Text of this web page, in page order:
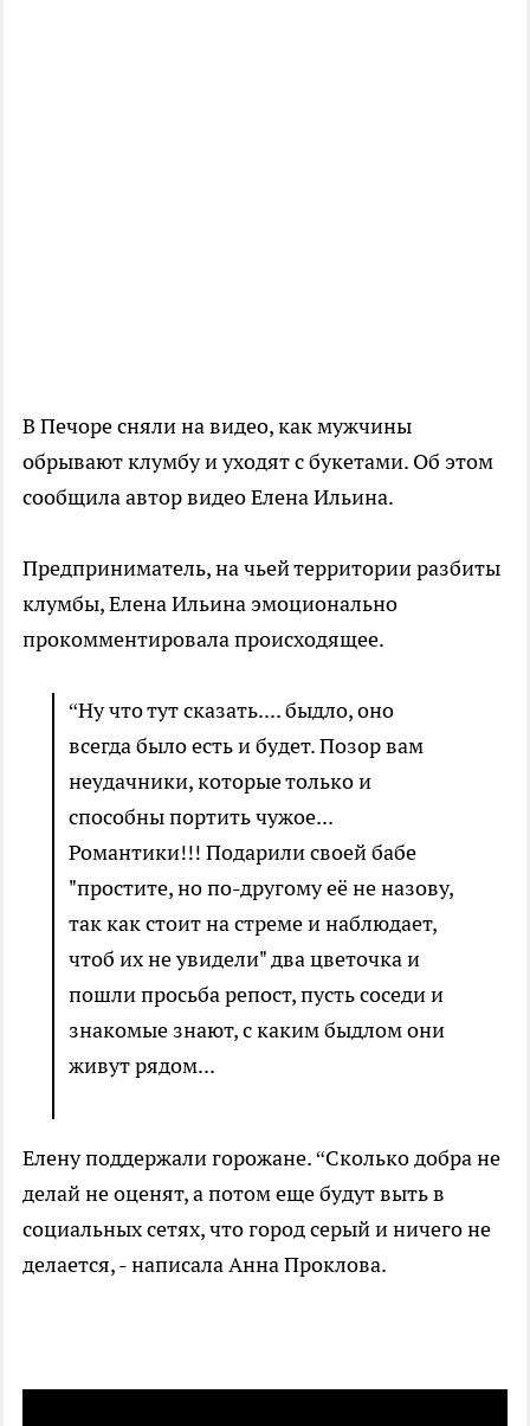
В Печоре сняли на видео, как мужчины
обрывают клумбу и уходят с букетами. Об этом
сообщила автор видео Елена Ильина.
Предприниматель, на чьей территории разбиты
клумбы, Елена Ильина эмоционально
прокомментировала происходящее.
“Ну что тут сказать.... быдло, оно
всегда было есть и будет. Позор вам
неудачники, которые только и
способны портить чужое...
Романтики!!! Подарили своей бабе
"простите, но по-другому её не назову,
так как стоит на стреме и наблюдает,
чтоб их не увидели" два цветочка и
пошли просьба репост, пусть соседи и
знакомые знают, с каким быдлом они
живут рядом...
Елену поддержали горожане. “Сколько добра не
делай не оценят, а потом еще будут выть в
социальных сетях, что город серый и ничего не
делается, - написала Анна Проклова.